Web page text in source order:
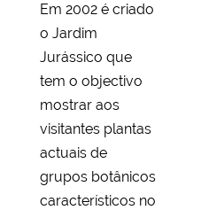
Em 2002 é criado
o Jardim
Jurássico que
tem o objectivo
mostrar aos
visitantes plantas
actuais de
grupos botânicos
característicos no